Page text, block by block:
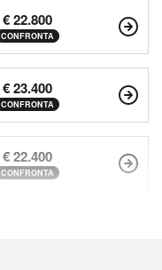
€ 22.800
CONFRONTA
€ 23.400
CONFRONTA
€ 22.400
CONFRONTA